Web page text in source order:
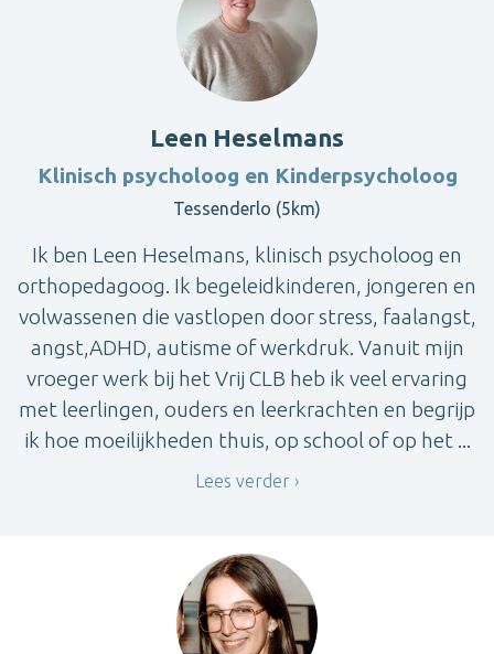
Leen Heselmans
Klinisch psycholoog en Kinderpsycholoog
Tessenderlo (5km)
Ik ben Leen Heselmans, klinisch psycholoog en
orthopedagoog. Ik begeleidkinderen, jongeren en
volwassenen die vastlopen door stress, faalangst,
angst,ADHD, autisme of werkdruk. Vanuit mijn
vroeger werk bij het Vrij CLB heb ik veel ervaring
met leerlingen, ouders en leerkrachten en begrijp
ik hoe moeilijkheden thuis, op school of op het ...
Lees verder